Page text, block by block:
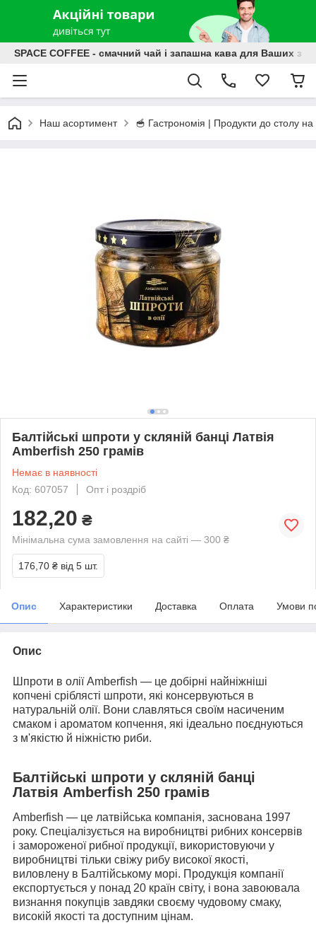
SPACE COFFEE - смачний чай і запашна кава для Ваших
Наш асортимент 🥣 Гастрономія | Продукти до столу
Балтійські шпроти у скляній банці Латвія
Amberfish 250 грамів
Немає в наявності
Код: 607057
Опт і роздріб
182,20 ₴
Мінімальна сума замовлення на сайті — 300 ₴
176,70 ₴ від 5 шт.
Опис Характеристики Доставка Оплата Умови
Опис
Шпроти в олії Amberfish — це добірні найніжніші
копчені сріблясті шпроти, які консервуються в
натуральній олії. Вони славляться своїм насиченим
смаком і ароматом копчення, які ідеально поєднуються
з м'якістю й ніжністю риби.
Балтійські шпроти у скляній банці
Латвія Amberfish 250 грамів
Amberfish — це латвійська компанія, заснована 1997
року. Спеціалізується на виробництві рибних консервів
і замороженої рибної продукції, використовуючи у
виробництві тільки свіжу рибу високої якості,
виловлену в Балтійському морі. Продукція компанії
експортується у понад 20 країн світу, і вона завоювала
визнання покупців завдяки своєму чудовому смаку,
високій якості та доступним цінам.